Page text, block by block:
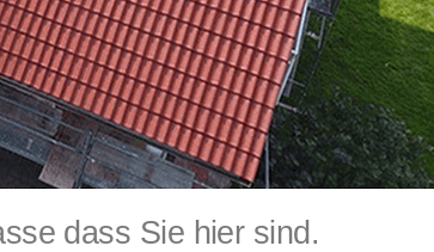
dass Sie hier sind.